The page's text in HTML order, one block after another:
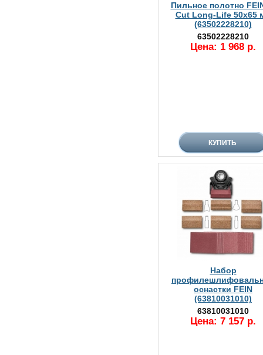
Пильное полотно
Cut Long-Life 50x65
(63502228210)
63502228210
Цена: 1 968 р.
Набор
оснастки FEIN
(63810031010)
63810031010
Цена: 7 157 р.